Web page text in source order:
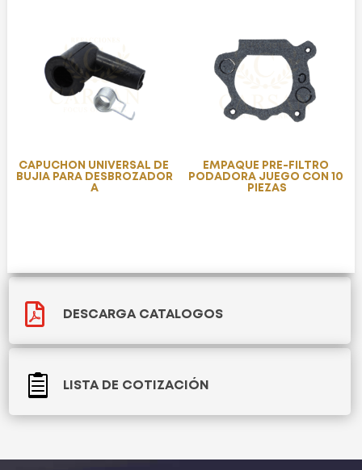
CAPUCHON UNIVERSAL DE
BUJIA PARA DESBROZADOR
A
EMPAQUE PRE-FILTRO
PODADORA JUEGO CON 10
PIEZAS
 DESCARGA CATALOGOS
 LISTA DE COTIZACIÓN